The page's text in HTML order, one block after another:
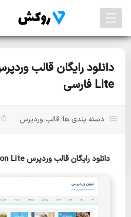
Lite فارسی
دسته بندی ها:قالب وردپرس
دانلود رایگان قالب وردپرس Mh Edition Lite فارسی